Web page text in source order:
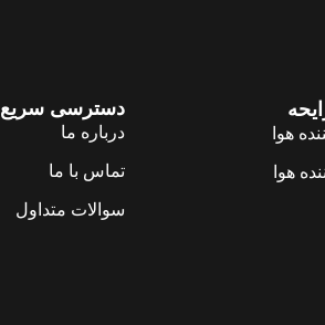
هوا
هوا
دسترسی سریع
درباره ما
تماس با ما
سوالات متداول